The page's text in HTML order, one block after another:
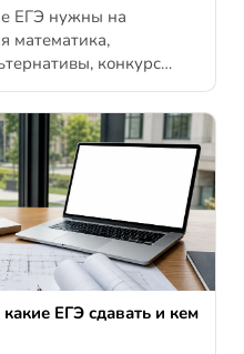
ЕГЭ нужны на
математика,
конкурс…
ЕГЭ сдавать и кем